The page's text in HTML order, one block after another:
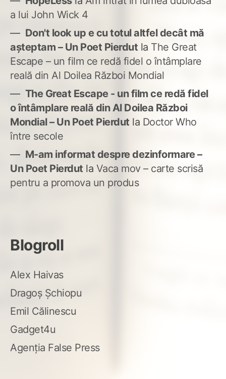
a lui John Wick 4
Don't look up e cu totul altfel decât mă
așteptam – Un Poet Pierdut la The Great
Escape – un film ce redă fidel o întâmplare
reală din Al Doilea Război Mondial
The Great Escape - un film ce redă fidel
o întâmplare reală din Al Doilea Război
Mondial – Un Poet Pierdut la Doctor Who
între secole
M-am informat despre dezinformare –
Un Poet Pierdut la Vaca mov – carte scrisă
pentru a promova un produs
Blogroll
Alex Haivas
Dragoș Șchiopu
Emil Călinescu
Gadget4u
Agenția False Press